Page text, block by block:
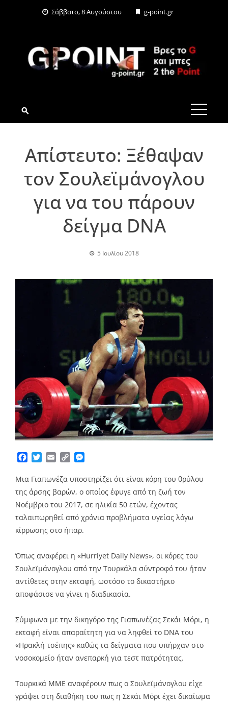
Σάββατο, 8 Αυγούστου g-point.gr
G-POINT.GR
Απίστευτο: Ξέθαψαν
τον Σουλεϊμάνογλου
για να του πάρουν
δείγμα DNA
5 Ιουλίου 2018
Facebook
TwitterEmailCopy
Μια Γιαπωνέζα υποστηρίζει ότι είναι κόρη του θρύλου
της άρσης βαρών, ο οποίος έφυγε από τη ζωή τον
Νοέμβριο του 2017, σε ηλικία 50 ετών, έχοντας
ταλαιπωρηθεί από χρόνια προβλήματα υγείας λόγω
κίρρωσης στο ήπαρ.
Όπως αναφέρει η «Hurriyet Daily News», οι κόρες του
Σουλεϊμάνογλου από την Τουρκάλα σύντροφό του ήταν
αντίθετες στην εκταφή, ωστόσο το δικαστήριο
αποφάσισε να γίνει η διαδικασία.
Σύμφωνα με την δικηγόρο της Γιαπωνέζας Σεκάι Μόρι, η
εκταφή είναι απαραίτητη για να ληφθεί το DNA του
«Ηρακλή τσέπης» καθώς τα δείγματα που υπήρχαν στο
νοσοκομείο ήταν ανεπαρκή για τεστ πατρότητας.
Τουρκικά ΜΜΕ αναφέρουν πως ο Σουλεϊμάνογλου είχε
γράψει στη διαθήκη του πως η Σεκάι Μόρι έχει δικαίωμα